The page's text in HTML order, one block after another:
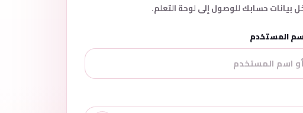
بيانات حسابك للوصول إلى لوحة التعلم.
اسم المستخدم